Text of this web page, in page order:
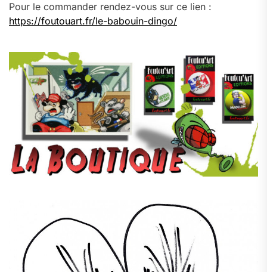
Pour le commander rendez-vous sur ce lien :
https://foutouart.fr/le-babouin-dingo/